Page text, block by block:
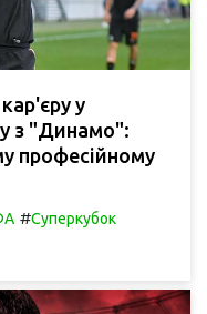
у
з "Динамо":
професійному
#Суперкубок